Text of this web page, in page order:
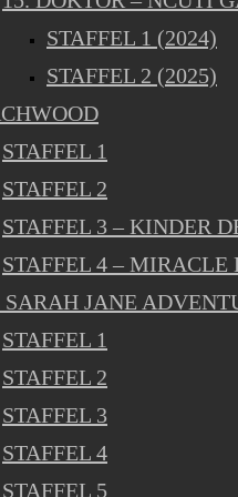
STAFFEL 1 (2024)
STAFFEL 2 (2025)
STAFFEL 1
STAFFEL 2
STAFFEL 3 – KINDER
STAFFEL 4 – MIRACLE
SARAH JANE
STAFFEL 1
STAFFEL 2
STAFFEL 3
STAFFEL 4
STAFFEL 5